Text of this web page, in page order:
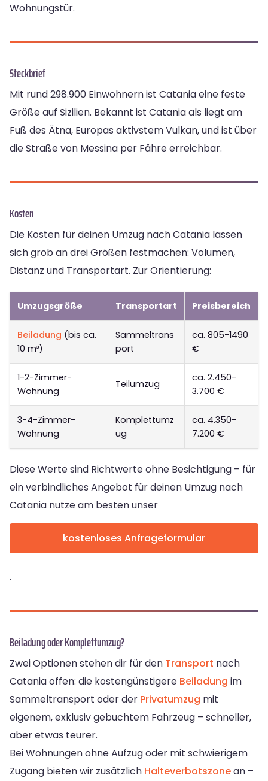
Wohnungstür.
Steckbrief
Mit rund 298.900 Einwohnern ist Catania eine feste
Größe auf Sizilien. Bekannt ist Catania als liegt am
Fuß des Ätna, Europas aktivstem Vulkan, und ist über
die Straße von Messina per Fähre erreichbar.
Kosten
Die Kosten für deinen Umzug nach Catania lassen
sich grob an drei Größen festmachen: Volumen,
Distanz und Transportart. Zur Orientierung:
Umzugsgröße Transportart Preisbereich
Beiladung (bis ca.
10 m³)
Sammeltrans
port
ca. 805-1490
€
1-2-Zimmer-
Wohnung
Teilumzug
ca. 2.450-
3.700 €
3-4-Zimmer-
Wohnung
Komplettumz
ug
ca. 4.350-
7.200 €
Diese Werte sind Richtwerte ohne Besichtigung – für
ein verbindliches Angebot für deinen Umzug nach
Catania nutze am besten unser
kostenloses Anfrageformular
.
Beiladung oder Komplettumzug?
Zwei Optionen stehen dir für den Transport nach
Catania offen: die kostengünstigere Beiladung im
Sammeltransport oder der Privatumzug mit
eigenem, exklusiv gebuchtem Fahrzeug – schneller,
aber etwas teurer.
Bei Wohnungen ohne Aufzug oder mit schwierigem
Zugang bieten wir zusätzlich Halteverbotszonean –